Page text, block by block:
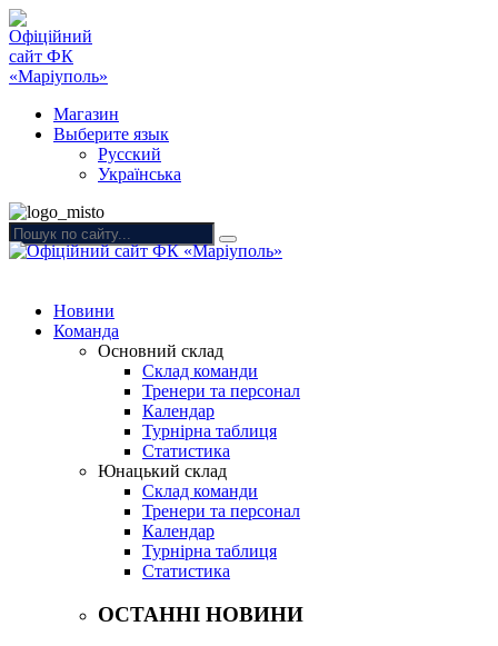
Магазин
Выберите язык
Русский
Українська
Новини
Команда
Основний склад
Склад команди
Тренери та персонал
Календар
Турнірна таблиця
Статистика
Юнацький склад
Склад команди
Тренери та персонал
Календар
Турнірна таблиця
Статистика
ОСТАННІ НОВИНИ